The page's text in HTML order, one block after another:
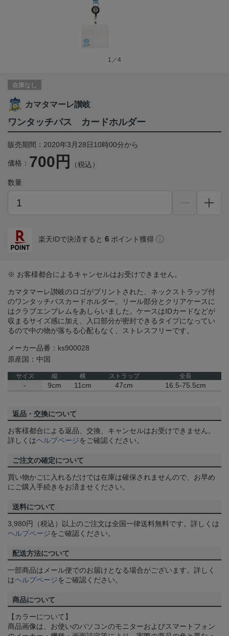
1／4
在庫なし
カマタマーレ讃岐
ワンタッチパス カードホルダー
販売期間：2020年3月28日10時00分から
価格： 700円 （税込）
数量
楽天IDで決済すると 6 ポイント獲得
※ お客様都合によるキャンセルはお受けできません。
カマタマーレ讃岐のロゴがプリントされた、ネックストラップ付
のワンタッチパスカードホルダー。リール部分とクリアケースに
はクラブエンブレムをあしらいました。ケースはIDカードなどが
収まるサイズ感に加え、入口部分が密封できるタイプになってい
るので中の物が落ちる心配もなく、ストレスフリーです。
メーカー品番：ks900028
原産国：中国
サイズ 縦 横 ストラップ 全長
- 9cm 11cm 47cm 16.5-75.5cm
返品・交換について
お客様都合による返品、交換、キャンセルはお受けできません。
詳しくはヘルプページをご確認ください。
ご注文の確定について
買い物かごに入れるだけでは在庫は確保されませんので、お早め
にご購入手続きをお済ませください。
送料について
3,980円（税込）以上のご注文は全国一律送料無料です。詳しくは
ヘルプページをご確認ください。
配送方法について
一部商品はメール便でのお届けとなる場合がございます。詳しく
はヘルプページをご確認ください。
商品について
【カラーについて】
商品画像は、お使いのパソコンのモニターおよびスマートフォン